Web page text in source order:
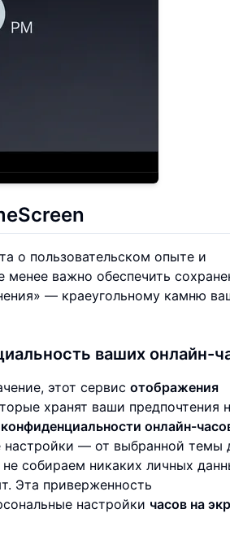
о пользовательском опыте и
важно обеспечить
— краеугольному камню
ваших онлайн-
этот сервис отображения
хранят ваши предпочтения
онлайн-
настройки — от выбранной темы
собираем никаких личных
Эта приверженность
настройки часов на